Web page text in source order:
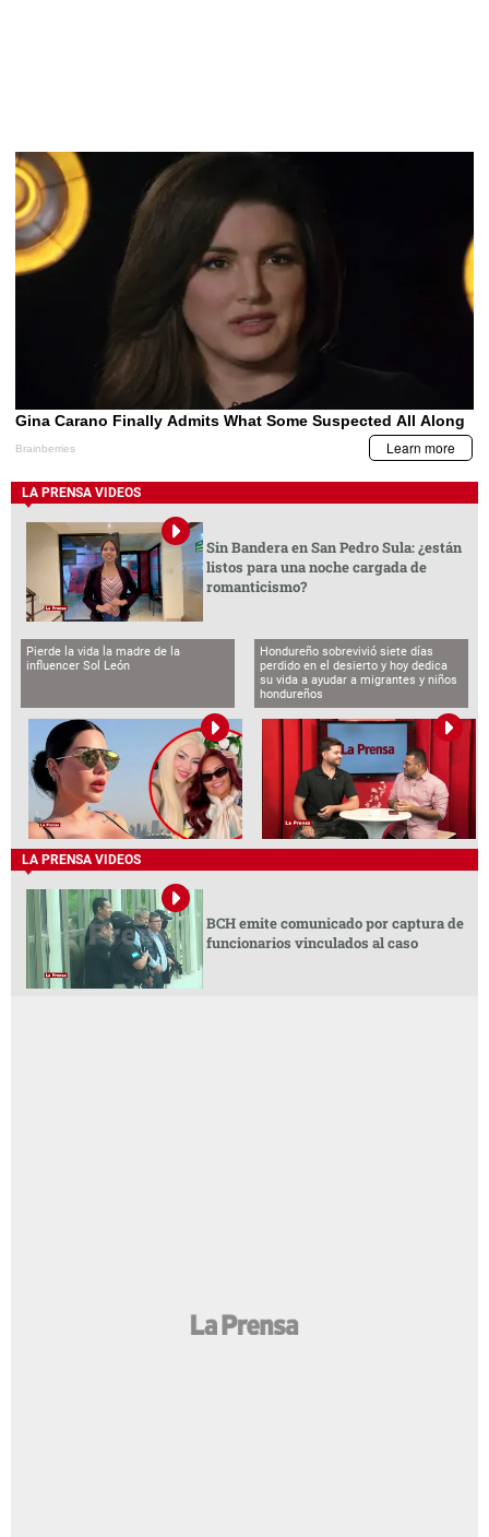
LA PRENSA VIDEOS
Sin Bandera en San Pedro Sula: ¿están
listos para una noche cargada de
romanticismo?
Pierde la vida la madre de la
influencer Sol León
Hondureño sobrevivió siete días
perdido en el desierto y hoy dedica
su vida a ayudar a migrantes y niños
hondureños
LA PRENSA VIDEOS
BCH emite comunicado por captura de
funcionarios vinculados al caso